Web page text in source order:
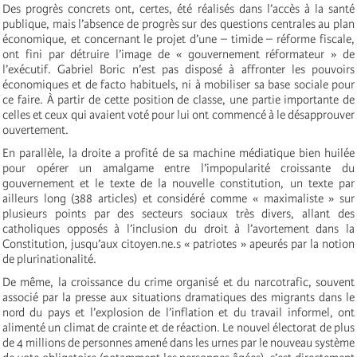
Des progrès concrets ont, certes, été réalisés dans l’accès à la santé
publique, mais l’absence de progrès sur des questions centrales au plan
économique, et concernant le projet d’une – timide – réforme fiscale,
ont fini par détruire l’image de « gouvernement réformateur » de
l’exécutif. Gabriel Boric n’est pas disposé à affronter les pouvoirs
économiques et de facto habituels, ni à mobiliser sa base sociale pour
ce faire. À partir de cette position de classe, une partie importante de
celles et ceux qui avaient voté pour lui ont commencé à le désapprouver
ouvertement.
En parallèle, la droite a profité de sa machine médiatique bien huilée
pour opérer un amalgame entre l’impopularité croissante du
gouvernement et le texte de la nouvelle constitution, un texte par
ailleurs long (388 articles) et considéré comme « maximaliste » sur
plusieurs points par des secteurs sociaux très divers, allant des
catholiques opposés à l’inclusion du droit à l’avortement dans la
Constitution, jusqu’aux citoyen.ne.s « patriotes » apeurés par la notion
de plurinationalité.
De même, la croissance du crime organisé et du narcotrafic, souvent
associé par la presse aux situations dramatiques des migrants dans le
nord du pays et l’explosion de l’inflation et du travail informel, ont
alimenté un climat de crainte et de réaction. Le nouvel électorat de plus
de 4 millions de personnes amené dans les urnes par le nouveau système